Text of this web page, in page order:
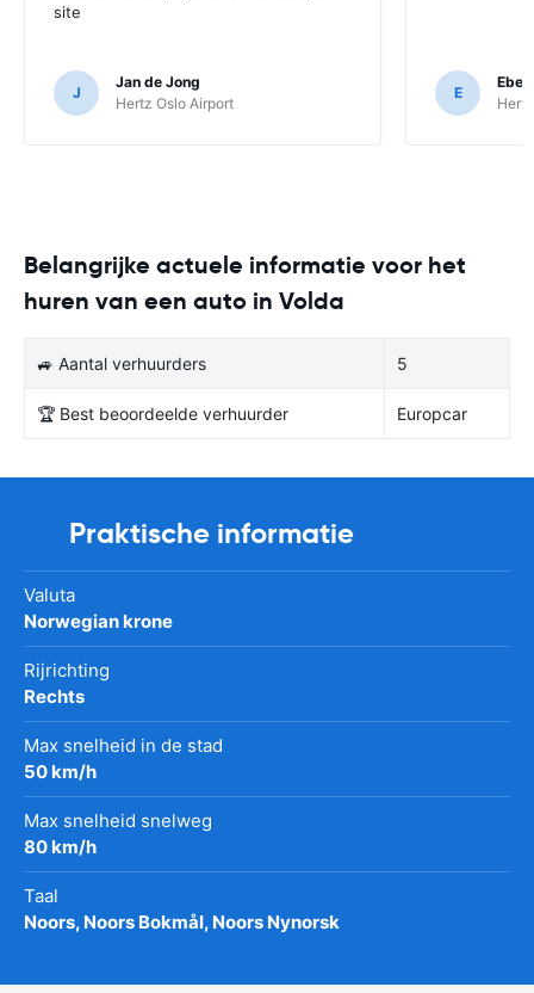
site
J
Jan de Jong
Hertz Oslo Airport
E
Belangrijke actuele informatie voor het
huren van een auto in Volda
🚙 Aantal verhuurders 5
🏆 Best beoordeelde verhuurder Europcar
Praktische informatie
Valuta
Norwegian krone
Rijrichting
Rechts
Max snelheid in de stad
50 km/h
Max snelheid snelweg
80 km/h
Taal
Noors, Noors Bokmål, Noors Nynorsk